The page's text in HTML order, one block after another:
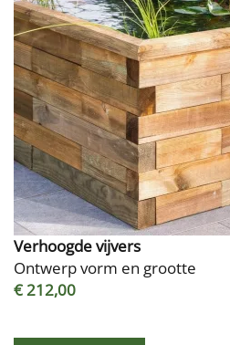
Verhoogde vijvers
Ontwerp vorm en grootte
€ 212,00